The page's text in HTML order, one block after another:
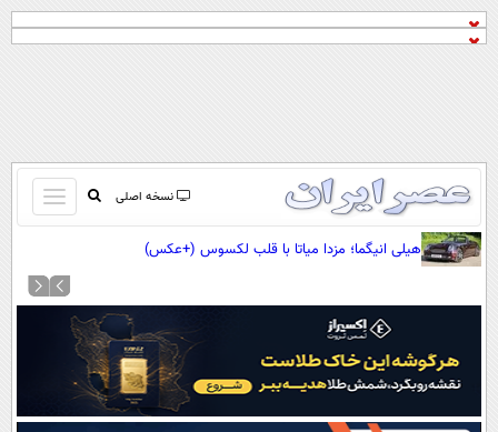
نسخه اصلی
باز
و
کردن
صفحه اول
آرشیو
نظرسنجی
آب و هوا
اوقات شرعی
هیلی انیگما؛ مزدا میاتا با قلب لکسوس (+عکس)